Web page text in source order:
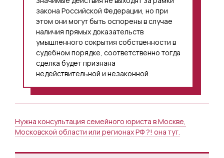
закона Российской Федерации, но при
этом они могут быть оспорены в случае
наличия прямых доказательств
умышленного сокрытия собственности в
судебном порядке, соответственно тогда
сделка будет признана
недействительной и незаконной.
Нужна консультация семейного юриста в Москве,
Московской области или регионах РФ ?! она тут.